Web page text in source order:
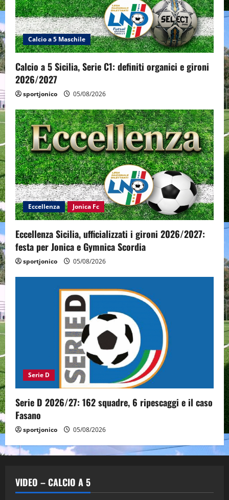
Calcio a 5 Maschile
Calcio a 5 Sicilia, Serie C1: definiti organici e gironi
2026/2027
sportjonico 05/08/2026
Eccellenza Jonica Fc
Eccellenza Sicilia, ufficializzati i gironi 2026/2027:
festa per Jonica e Gymnica Scordia
sportjonico 05/08/2026
Serie D
Serie D 2026/27: 162 squadre, 6 ripescaggi e il caso
Fasano
sportjonico 05/08/2026
VIDEO – CALCIO A 5